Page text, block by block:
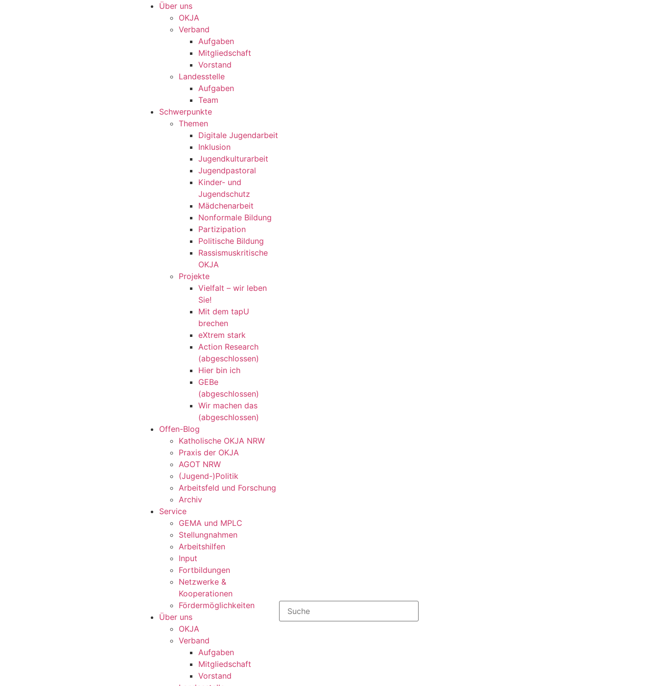
Über uns
OKJA
Verband
Aufgaben
Mitgliedschaft
Vorstand
Landesstelle
Aufgaben
Team
Schwerpunkte
Themen
Digitale Jugendarbeit
Inklusion
Jugendkulturarbeit
Jugendpastoral
Kinder- und
Jugendschutz
Mädchenarbeit
Nonformale Bildung
Partizipation
Politische Bildung
Rassismuskritische
OKJA
Projekte
Vielfalt – wir leben
Sie!
Mit dem tapU
brechen
eXtrem stark
Action Research
(abgeschlossen)
Hier bin ich
GEBe
(abgeschlossen)
Wir machen das
(abgeschlossen)
Offen-Blog
Katholische OKJA NRW
Praxis der OKJA
AGOT NRW
(Jugend-)Politik
Arbeitsfeld und Forschung
Archiv
Service
GEMA und MPLC
Stellungnahmen
Arbeitshilfen
Input
Fortbildungen
Netzwerke &
Kooperationen
Fördermöglichkeiten
Über uns
OKJA
Verband
Aufgaben
Mitgliedschaft
Vorstand